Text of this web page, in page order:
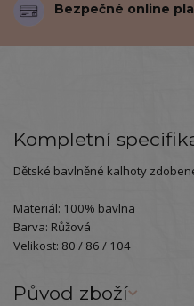
Bezpečné online
Kompletní
Dětské bavlněné kalhoty
Materiál: 100% bavlna
Barva: Růžová
Velikost: 80 / 86 / 104
Původ zboží